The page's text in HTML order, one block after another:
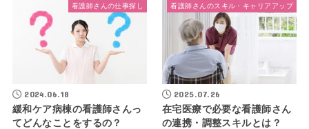
看護師さんの仕事探し
2024.06.18
緩和ケア病棟の看護師さんっ
てどんなことをするの？
看護師さんのスキル・キャリアアップ
2025.07.26
在宅医療で必要な看護師さん
の連携・調整スキルとは？